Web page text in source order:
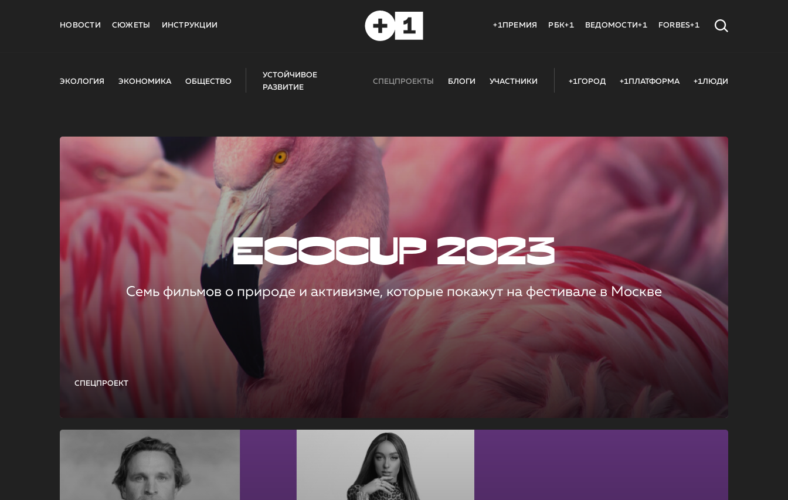
НОВОСТИ СЮЖЕТЫ ИНСТРУКЦИИ +1ПРЕМИЯ РБК+1 ВЕДОМОСТИ+1 FORBES+1
ЭКОЛОГИЯ ЭКОНОМИКА ОБЩЕСТВО
УСТОЙЧИВОЕ
РАЗВИТИЕ
СПЕЦПРОЕКТЫ БЛОГИ УЧАСТНИКИ +1ГОРОД +1ПЛАТФОРМА +1ЛЮДИ
СПЕЦПРОЕКТ
ECOCUP 2023
Семь фильмов о природе и активизме, которые покажут на фестивале в Москве